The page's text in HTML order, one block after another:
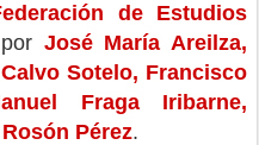
de Estudios
José María Areilza,
Sotelo, Francisco
Fraga Iribarne,
Pérez.